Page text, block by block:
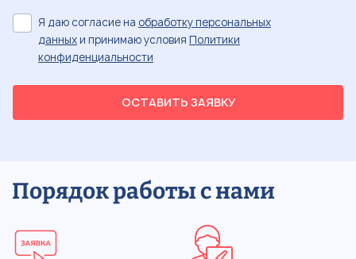
ОСТАВИТЬ ЗАЯВКУ
Я даю согласие на обработку персональных
данныхи принимаю условия Политики
конфиденциальности
Порядок работы с нами